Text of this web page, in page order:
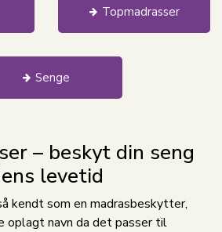
Topmadrasser
Senge
– beskyt din seng
levetid
kendt som en madrasbeskytter,
oplagt navn da det passer til